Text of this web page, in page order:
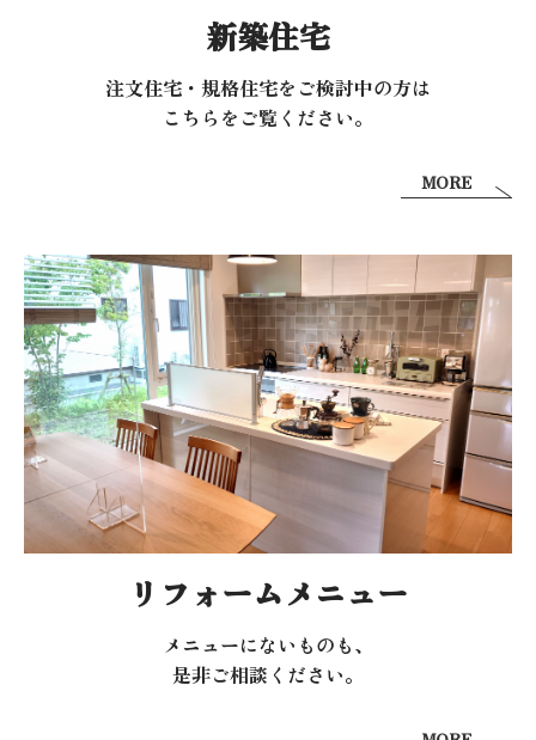
新築住宅
注文住宅・規格住宅をご検討中の方は
こちらをご覧ください。
MORE
リフォームメニュー
メニューにないものも、
是非ご相談ください。